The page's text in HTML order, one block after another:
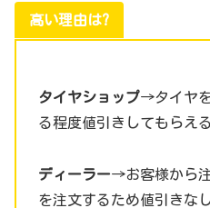
高い理由は?
タイヤショップ→タイヤ
る程度値引きしてもらえる
ディーラー→お客様から
を注文するため値引きな